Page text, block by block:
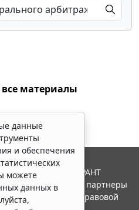
материалы
данные
и обеспечения
можете
данных в
2026. Система ГАРАНТ
"Гарант" и ее партнеры
ассоциации правовой